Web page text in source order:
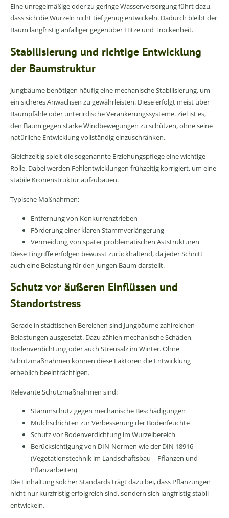
Eine unregelmäßige oder zu geringe Wasserversorgung führt dazu,
dass sich die Wurzeln nicht tief genug entwickeln. Dadurch bleibt der
Baum langfristig anfälliger gegenüber Hitze und Trockenheit.
Stabilisierung und richtige Entwicklung
der Baumstruktur
Jungbäume benötigen häufig eine mechanische Stabilisierung, um
ein sicheres Anwachsen zu gewährleisten. Diese erfolgt meist über
Baumpfähle oder unterirdische Verankerungssysteme. Ziel ist es,
den Baum gegen starke Windbewegungen zu schützen, ohne seine
natürliche Entwicklung vollständig einzuschränken.
Gleichzeitig spielt die sogenannte Erziehungspflege eine wichtige
Rolle. Dabei werden Fehlentwicklungen frühzeitig korrigiert, um eine
stabile Kronenstruktur aufzubauen.
Typische Maßnahmen:
Entfernung von Konkurrenztrieben
Förderung einer klaren Stammverlängerung
Vermeidung von später problematischen Aststrukturen
Diese Eingriffe erfolgen bewusst zurückhaltend, da jeder Schnitt
auch eine Belastung für den jungen Baum darstellt.
Schutz vor äußeren Einflüssen und
Standortstress
Gerade in städtischen Bereichen sind Jungbäume zahlreichen
Belastungen ausgesetzt. Dazu zählen mechanische Schäden,
Bodenverdichtung oder auch Streusalz im Winter. Ohne
Schutzmaßnahmen können diese Faktoren die Entwicklung
erheblich beeinträchtigen.
Relevante Schutzmaßnahmen sind:
Stammschutz gegen mechanische Beschädigungen
Mulchschichten zur Verbesserung der Bodenfeuchte
Schutz vor Bodenverdichtung im Wurzelbereich
Berücksichtigung von DIN-Normen wie der DIN 18916
(Vegetationstechnik im Landschaftsbau – Pflanzen und
Pflanzarbeiten)
Die Einhaltung solcher Standards trägt dazu bei, dass Pflanzungen
nicht nur kurzfristig erfolgreich sind, sondern sich langfristig stabil
entwickeln.